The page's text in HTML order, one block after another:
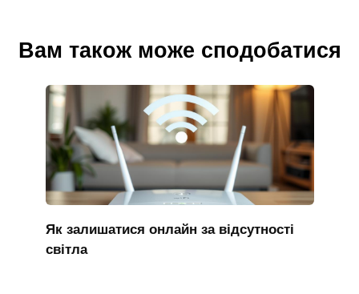
Вам також може сподобатися
Як залишатися онлайн за відсутності
світла